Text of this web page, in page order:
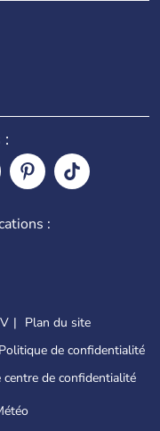
:
:
Plan du site
Politique de confidentialité
de confidentialité